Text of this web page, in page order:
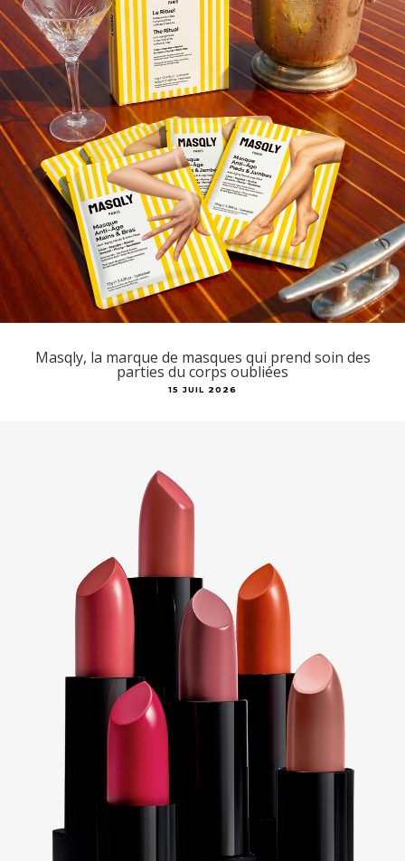
Masqly, la marque de masques qui prend soin des
parties du corps oubliées
15 JUIL 2026